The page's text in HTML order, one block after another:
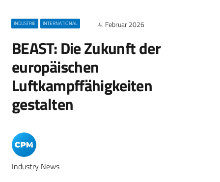
INDUSTRIE INTERNATIONAL 4. Februar 2026
BEAST: Die Zukunft der
europäischen
Luftkampffähigkeiten
gestalten
Industry News